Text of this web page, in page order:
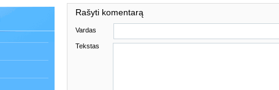
Rašyti komentarą
Vardas
Tekstas